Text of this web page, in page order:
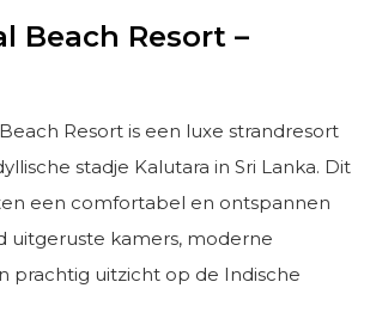
Beach Resort –
Resort is een luxe strandresort
stadje Kalutara in Sri Lanka. Dit
een comfortabel en ontspannen
uitgeruste kamers, moderne
prachtig uitzicht op de Indische